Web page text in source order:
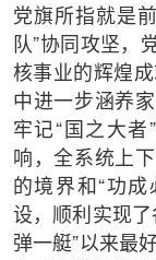
党旗所指就是
队”协同攻坚，
核事业的辉煌
中进一步涵养
牢记“国之大
响，全系统上
的境界和“功
设，顺利实现
弹一艇”以来最